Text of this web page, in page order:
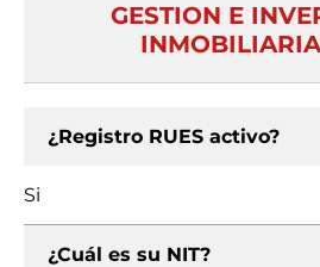
GESTION E
¿Registro RUES activo?
Si
¿Cuál es su NIT?